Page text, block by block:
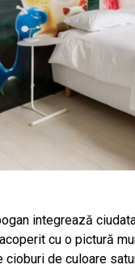
integrează
cu o pictură
de culoare